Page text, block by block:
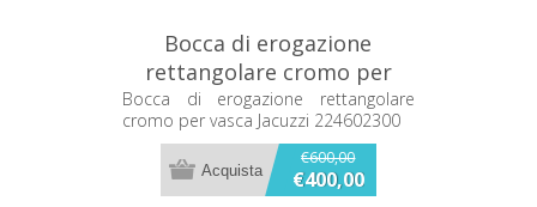
Bocca di erogazione
rettangolare cromo per
vasca Jacuzzi 224602300
Bocca di erogazione rettangolare
cromo per vasca Jacuzzi 224602300
€600,00
€400,00